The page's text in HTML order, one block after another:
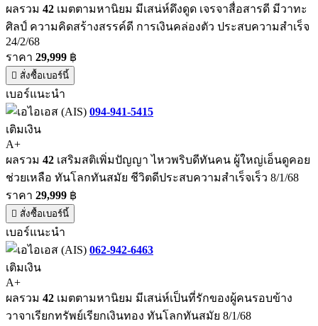
ผลรวม 42 เมตตามหานิยม มีเสน่ห์ดึงดูด เจรจาสื่อสารดี มีวาทะ
ศิลป์ ความคิดสร้างสรรค์ดี การเงินคล่องตัว ประสบความสำเร็จ
24/2/68
ราคา 29,999 ฿
สั่งซื้อเบอร์นี้
เบอร์แนะนำ
094-941-5415
เติมเงิน
A+
ผลรวม 42 เสริมสติเพิ่มปัญญา ไหวพริบดีทันคน ผู้ใหญ่เอ็นดูคอย
ช่วยเหลือ ทันโลกทันสมัย ชีวิตดีประสบความสำเร็จเร็ว 8/1/68
ราคา 29,999 ฿
สั่งซื้อเบอร์นี้
เบอร์แนะนำ
062-942-6463
เติมเงิน
A+
ผลรวม 42 เมตตามหานิยม มีเสน่ห์เป็นที่รักของผู้คนรอบข้าง
วาจาเรียกทรัพย์เรียกเงินทอง ทันโลกทันสมัย 8/1/68